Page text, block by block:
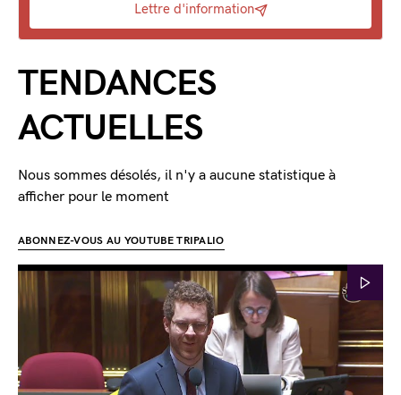
Lettre d'information
TENDANCES
ACTUELLES
Nous sommes désolés, il n'y a aucune statistique à
afficher pour le moment
ABONNEZ-VOUS AU YOUTUBE TRIPALIO